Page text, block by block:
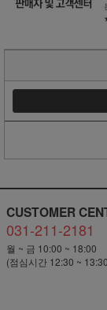
CUSTOMER
031-211-2181
월 ~ 금 10:00 ~ 18:00
(점심시간 12:30 ~